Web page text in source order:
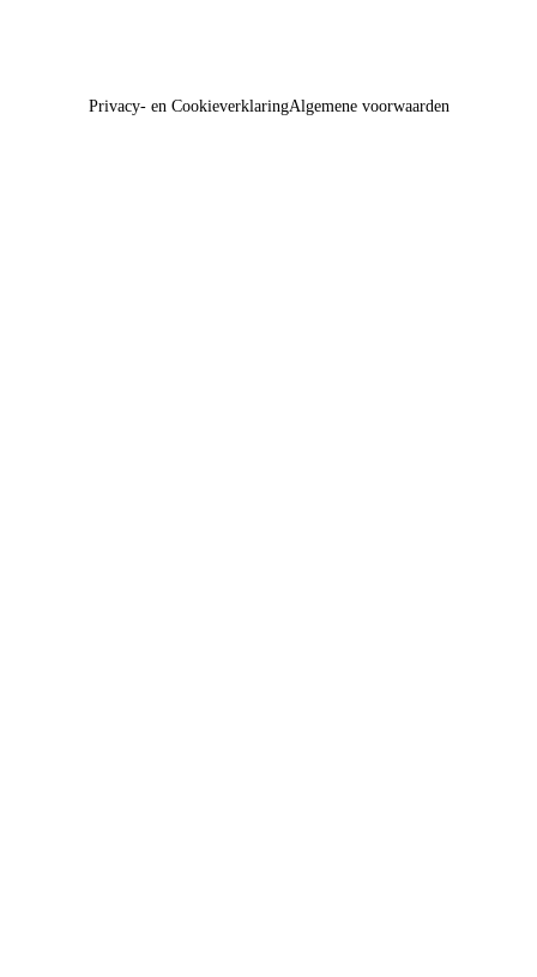
Privacy- en CookieverklaringAlgemene voorwaarden